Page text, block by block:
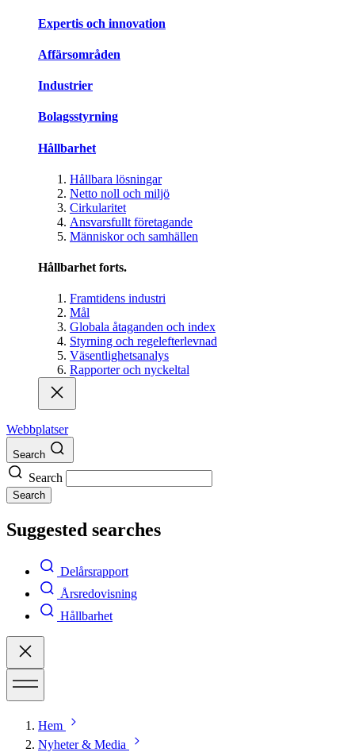
Expertis och innovation
Affärsområden
Industrier
Bolagsstyrning
Hållbarhet
Hållbara lösningar
Netto noll och miljö
Cirkularitet
Ansvarsfullt företagande
Människor och samhällen
Hållbarhet forts.
Framtidens industri
Mål
Globala åtaganden och index
Styrning och regelefterlevnad
Väsentlighetsanalys
Rapporter och nyckeltal
Webbplatser
Search
Search
Search
Suggested searches
Delårsrapport
Årsredovisning
Hållbarhet
Hem
Nyheter & Media